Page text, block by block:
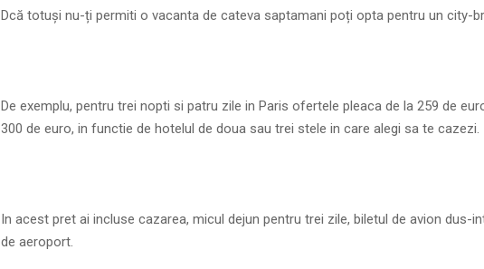
Dcă totuși nu-ți permiti o vacanta de cateva saptamani poți opta pentru un city-
De exemplu, pentru trei nopti si patru zile in Paris ofertele pleaca de la 259 de
300 de euro, in functie de hotelul de doua sau trei stele in care alegi sa te cazezi.
In acest pret ai incluse cazarea, micul dejun pentru trei zile, biletul de avion dus-
de aeroport.